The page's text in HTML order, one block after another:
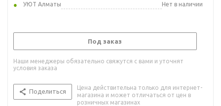
УЮТ Алматы
Нет в наличии
Под заказ
Наши менеджеры обязательно свяжутся с вами и уточнят
условия заказа
Поделиться
Цена действительна только для интернет-
магазина и может отличаться от цен в
розничных магазинах